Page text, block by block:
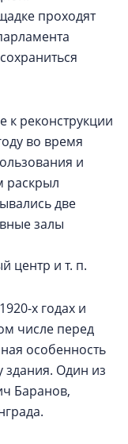
проходят
к реконструкции
во время
и
раскрыл
две
залы
центр и т. п.
х годах и
числе перед
особенность
Один из
Баранов,